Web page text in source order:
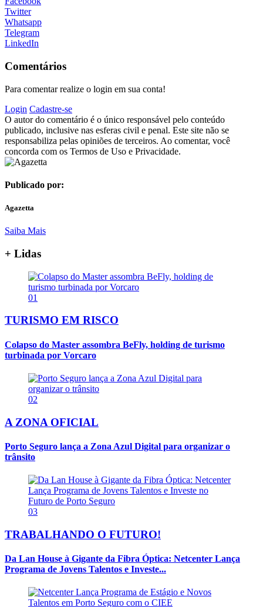
Twitter
Whatsapp
Telegram
LinkedIn
Comentários
Para comentar realize o login em sua conta!
Login Cadastre-se
O autor do comentário é o único responsável pelo conteúdo
publicado, inclusive nas esferas civil e penal. Este site não se
responsabiliza pelas opiniões de terceiros. Ao comentar, você
concorda com os Termos de Uso e Privacidade.
Publicado por:
Agazetta
Saiba Mais
+ Lidas
01
TURISMO EM RISCO
Colapso do Master assombra BeFly, holding de turismo
turbinada por Vorcaro
02
A ZONA OFICIAL
Porto Seguro lança a Zona Azul Digital para organizar o
trânsito
03
TRABALHANDO O FUTURO!
Da Lan House à Gigante da Fibra Óptica: Netcenter Lança
Programa de Jovens Talentos e Investe...